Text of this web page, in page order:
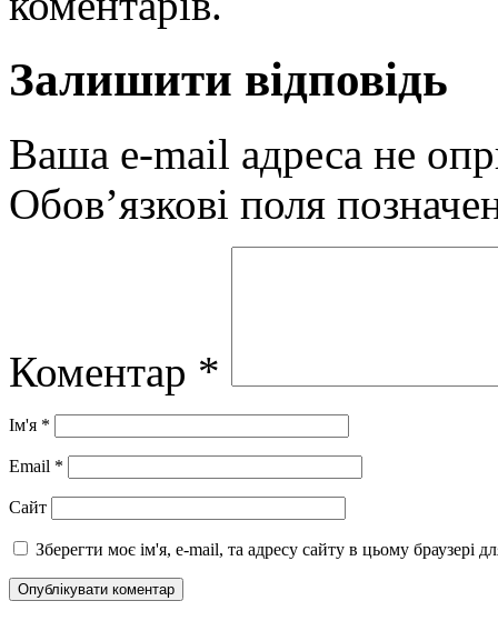
Залишити відповідь
Ваша e-mail адреса не
Обов’язкові поля
Коментар *
Ім'я *
Email *
Сайт
Зберегти моє ім'я, e-mail, та адресу сайту в цьому браузері